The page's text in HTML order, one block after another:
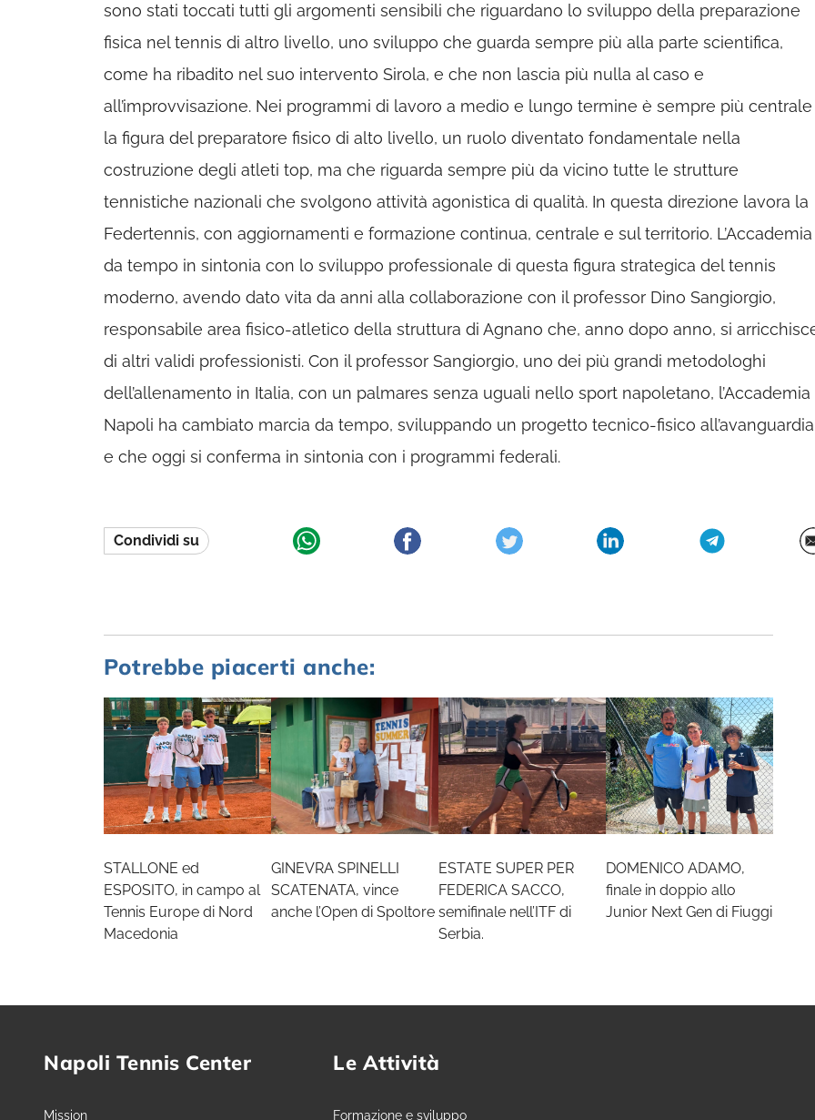
sono stati toccati tutti gli argomenti sensibili che riguardano lo sviluppo della preparazione
fisica nel tennis di altro livello, uno sviluppo che guarda sempre più alla parte scientifica,
come ha ribadito nel suo intervento Sirola, e che non lascia più nulla al caso e
all’improvvisazione. Nei programmi di lavoro a medio e lungo termine è sempre più centrale
la figura del preparatore fisico di alto livello, un ruolo diventato fondamentale nella
costruzione degli atleti top, ma che riguarda sempre più da vicino tutte le strutture
tennistiche nazionali che svolgono attività agonistica di qualità. In questa direzione lavora la
Federtennis, con aggiornamenti e formazione continua, centrale e sul territorio.
da tempo in sintonia con lo sviluppo professionale di questa figura strategica del tennis
moderno, avendo dato vita da anni alla collaborazione con il professor Dino Sangiorgio,
responsabile area fisico-atletico della struttura di Agnano che, anno dopo anno, si
di altri validi professionisti. Con il professor Sangiorgio, uno dei più grandi metodologhi
dell’allenamento in Italia, con un palmares senza uguali nello sport napoletano, l’Accademia
Napoli ha cambiato marcia da tempo, sviluppando un progetto tecnico-fisico all’avanguardia
e che oggi si conferma in sintonia con i programmi federali.
Condividi su
Potrebbe piacerti anche:
STALLONE ed
ESPOSITO, in campo al
Tennis Europe di Nord
Macedonia
GINEVRA SPINELLI
SCATENATA, vince
anche l’Open di Spoltore
ESTATE SUPER PER
FEDERICA SACCO,
semifinale nell’ITF di
Serbia.
DOMENICO ADAMO,
finale in doppio allo
Junior Next Gen di Fiuggi
Napoli Tennis Center
Mission
Le Attività
Formazione e sviluppo